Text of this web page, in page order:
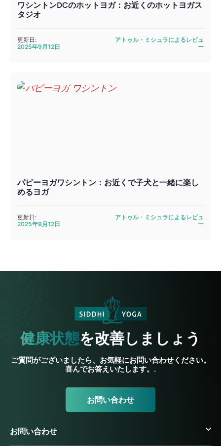
ワシントンDCのホットヨガ：お近くのホットヨガス
タジオ
更新日:
2025年9月12日
アトゥル・ミシュラによるレビュ
ー
パピーヨガワシントン：お近くで子犬と一緒に楽し
めるヨガ
更新日:
2025年9月12日
アトゥル・ミシュラによるレビュ
ー
健康状態を改善しましょう
ご質問がございましたら、お気軽にお問い合わせください。
喜んでお答えいたします。.
お問い合わせ
お問い合わせ